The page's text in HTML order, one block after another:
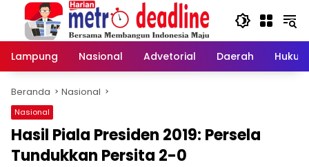
Langsung
konten
Lampung
Nasional Advetorial Daerah Hukum
Beranda Nasional
Nasional
Hasil Piala Presiden 2019: Persela
Tundukkan Persita 2-0